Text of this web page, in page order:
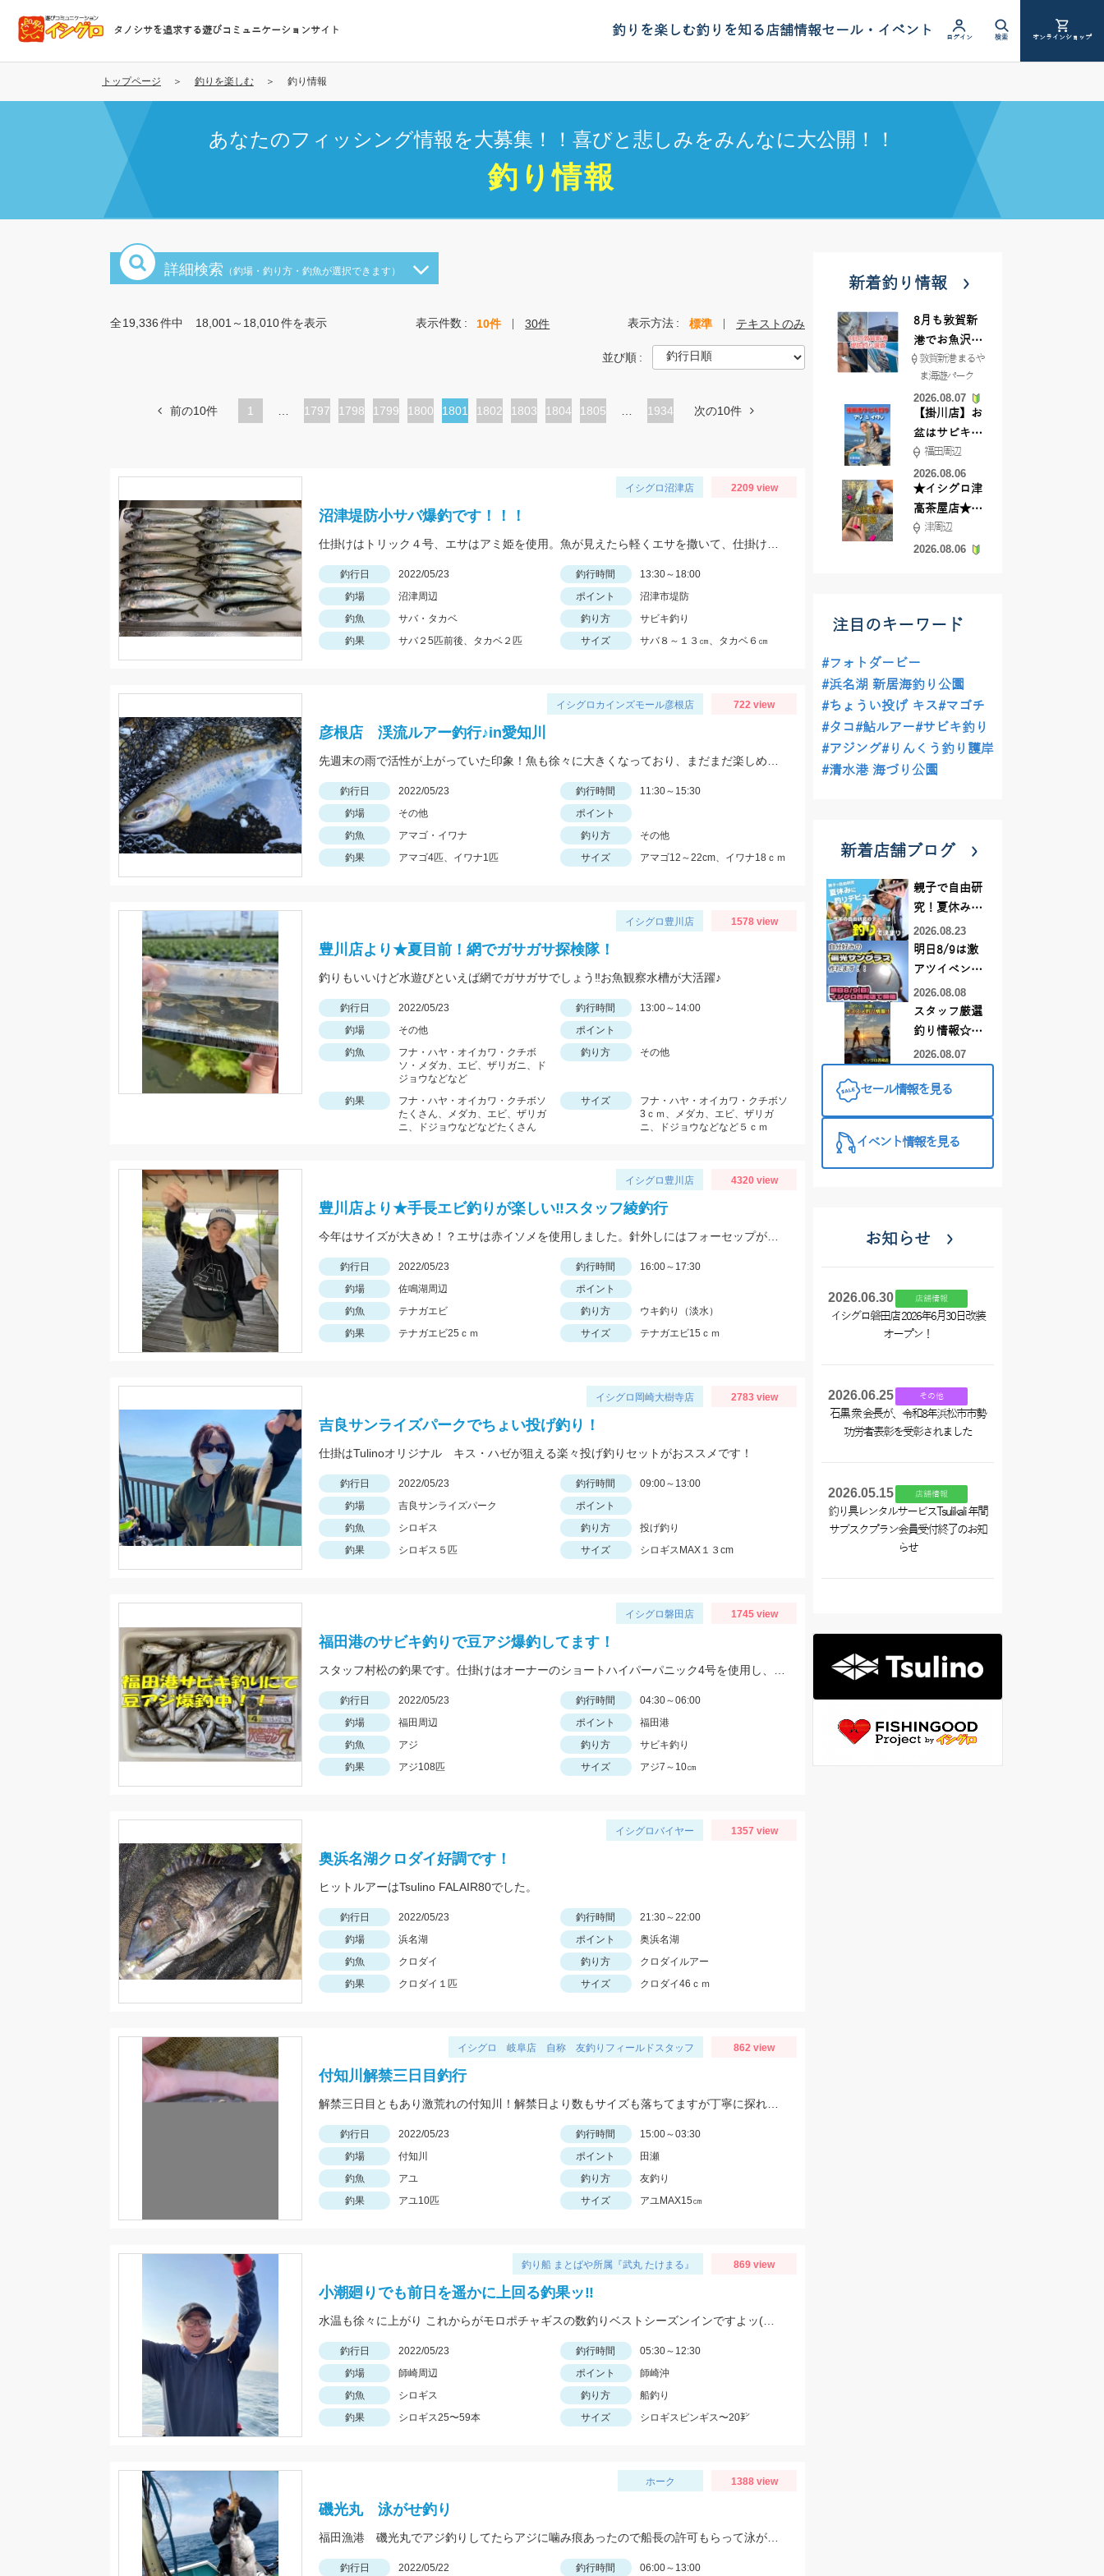
コ
テ
タノシサを追求する遊びコミュニケーションサイト 釣りを楽しむ釣りを知る店舗情報セール・イベント ログイン 検索 オンラインショップ
トップページ 釣りを楽しむ 釣り情報
あなたのフィッシング情報を大募集！！喜びと悲しみをみんなに大公開！！
釣り情報
詳細検索 （釣場・釣り方・釣魚が選択できます）
全19,336件中 18,001～18,010件を表示 表示件数 10件 30件 表示方法 標準 テキストのみ
並び順
前の10件 1
ペ
1797
ペ
1798
ペ
1799
ペ
1800
カ
ペ
1801
ペ
1802
ペ
1803
ペ
1804
ペ
1805 1934 次の10件
イシグロ沼津店 2209 view
沼津堤防小サバ爆釣です！！！
釣行日 2022/05/23 釣行時間
13:30～18:00
釣場
沼津周辺 ポイント
沼津市堤防
釣魚
サバ・タカベ 釣り方
サビキ釣り
釣果
サバ２5匹前後、タカベ２匹 サイズ サバ８～１３㎝、タカベ６㎝
イシグロカインズモール彦根店 722 view
彦根店 渓流ルアー釣行♪in愛知川
釣行日 2022/05/23 釣行時間
11:30～15:30
釣場
その他
ポイント
釣魚
アマゴ・イワナ 釣り方
その他
釣果
アマゴ4匹、イワナ1匹 サイズ アマゴ12～22cm、イワナ18ｃｍ
イシグロ豊川店 1578 view
豊川店より★夏目前！網でガサガサ探検隊！
釣りもいいけど水遊びといえば網でガサガサでしょう‼お魚観察水槽が大活躍♪
釣行日 2022/05/23 釣行時間
13:00～14:00
釣場
その他
ポイント
釣魚
フナ・ハヤ・オイカワ・クチボ
ソ・メダカ、エビ、ザリガニ、ド
ジョウなどなど
釣り方 その他
釣果
フナ・ハヤ・オイカワ・クチボソ
たくさん、メダカ、エビ、ザリガ
ニ、ドジョウなどなどたくさん
サイズ
フナ・ハヤ・オイカワ・クチボソ
3ｃｍ、メダカ、エビ、ザリガ
ニ、ドジョウなどなど５ｃｍ
イシグロ豊川店 4320 view
豊川店より★手長エビ釣りが楽しい‼スタッフ綾釣行
釣行日 2022/05/23 釣行時間
16:00～17:30
釣場
佐鳴湖周辺
ポイント
釣魚
テナガエビ 釣り方
ウキ釣り（淡水）
釣果
テナガエビ25ｃｍ サイズ テナガエビ15ｃｍ
イシグロ岡崎大樹寺店 2783 view
吉良サンライズパークでちょい投げ釣り！
仕掛はTulinoオリジナル キス・ハゼが狙える楽々投げ釣りセットがおススメです！
釣行日 2022/05/23 釣行時間
09:00～13:00
釣場
吉良サンライズパーク
ポイント
釣魚
シロギス 釣り方
投げ釣り
釣果
シロギス５匹 サイズ シロギスMAX１３cm
イシグロ磐田店 1745 view
福田港のサビキ釣りで豆アジ爆釣してます！
釣行日 2022/05/23 釣行時間
04:30～06:00
釣場
福田周辺 ポイント
福田港
釣魚
アジ 釣り方
サビキ釣り
釣果
アジ108匹 サイズ アジ7～10㎝
イシグロバイヤー 1357 view
奥浜名湖クロダイ好調です！
ヒットルアーはTsulino FALAIR80でした。
釣行日 2022/05/23 釣行時間
21:30～22:00
釣場
浜名湖 ポイント
奥浜名湖
釣魚
クロダイ 釣り方
クロダイルアー
釣果
クロダイ１匹 サイズ クロダイ46ｃｍ
イシグロ 岐阜店 自称 友釣りフィールドスタッフ 862 view
付知川解禁三日目釣行
釣行日 2022/05/23 釣行時間
15:00～03:30
釣場
付知川 ポイント
田瀬
釣魚
アユ 釣り方
友釣り
釣果
アユ10匹 サイズ アユMAX15㎝
釣り船 まとばや所属『武丸 たけまる』 869 view
小潮廻りでも前日を遥かに上回る釣果ッ‼︎
釣行日 2022/05/23 釣行時間
05:30～12:30
釣場
師崎周辺 ポイント
師崎沖
釣魚
シロギス 釣り方
船釣り
釣果
シロギス25〜59本 サイズ シロギスピンギス〜20㌢
ホーク 1388 view
磯光丸 泳がせ釣り
釣行日 2022/05/22 釣行時間 06:00～13:00
新着釣り情報
8月も敦賀新
港でお魚沢山
♪ イシグロ彦
根店
敦賀新港 まるや
ま海遊パーク
2026.08.07
【掛川店】お
盆はサビキ釣
りいきません
か?
福田周辺
2026.08.06
★イシグロ津
高茶屋店★津
近郊ハゼ釣れ
てます！
津周辺
2026.08.06
注目のキーワード
#フォトダービー
#浜名湖 新居海釣り公園
#ちょうい投げ キス#マゴチ
#タコ#鮎ルアー#サビキ釣り
#アジング#りんくう釣り護岸
#清水港 海づり公園
新着店舗ブログ
親子で自由研
究！夏休みに
釣りデビュー
2026.08.23
明日8/9は激
アツイベント
日！！！～オ
ーダー偏光グ
ラス受注会～
2026.08.08
スタッフ厳選
釣り情報☆彡
連休は何釣り
♪【イシグロ
2026.08.07
セール情報を見る
イベント情報を見る
お知らせ
2026.06.30 店舗情報
イシグロ磐田店 2026年6月30日改装
オープン！
2026.06.25 その他
石黒 衆 会長が、令和8年浜松市市勢
功労者表彰を受彰されました
2026.05.15 店舗情報
釣り具レンタルサービスTsulikali 年間
サブスクプラン会員受付終了のお知
らせ